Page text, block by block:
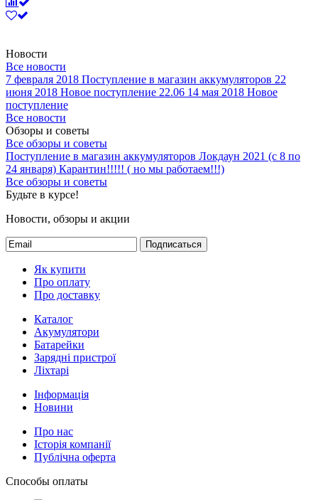
Новости
Все новости
7 февраля 2018 Поступление в магазин аккумуляторов 22
июня 2018 Новое поступление 22.06 14 мая 2018 Новое
поступление
Все новости
Обзоры и советы
Все обзоры и советы
Поступление в магазин аккумуляторов Локдаун 2021 (с 8 по
24 января) Карантин!!!!! ( но мы работаем!!!)
Все обзоры и советы
Будьте в курсе!
Новости, обзоры и акции
Подписаться
Як купити
Про оплату
Про доставку
Каталог
Акумулятори
Батарейки
Зарядні пристрої
Ліхтарі
Інформація
Новини
Про нас
Історія компанії
Публічна оферта
Способы оплаты